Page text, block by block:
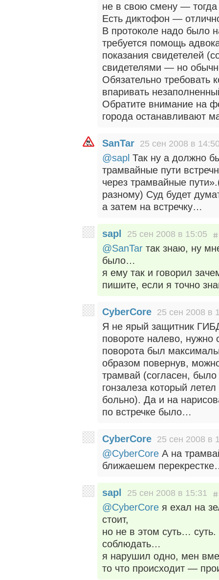
не в свою смену —
Есть диктофон —
В протоколе надо было
требуется помощь
показания свидетелей
свидетелями — но
Обязательно требовать
впаривать
Обратите внимание на
города останавливают
SanTar 25 сен 2008 в
@sapl Так ну а должно
трамвайные пути
через трамвайные
разному) Суд будет
а затем на встречку…
sapl 25 сен 2008 в 15:05
@SanTar так знаю, ну
было…
я ему так и говорил
пишите, если я точно
CyberCore 25 сен 2008 в
Я не ярый защитник
повороте налево, нужно
поворота был
образом повернув,
трамвай (согласен,
гонзалеза который
больно). Да и на
по встречке было…
CyberCore 25 сен 2008 в
@CyberCore А на
ближаешем
sapl 25 сен 2008 в 15:31
@CyberCore я ехал на
стоит,
но не в этом суть…
соблюдать…
я нарушил одно, мен
то что происходит —